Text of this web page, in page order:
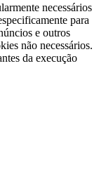
necessários
para
e outros
não necessários.
da execução